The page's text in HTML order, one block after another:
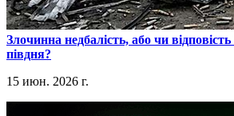
​Злочинна недбалість, або чи
півдня?
15 июн. 2026 г.